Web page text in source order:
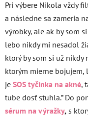
Pri výbere Nikola vždy
a následne sa zameria
výrobky, ale ak by som
lebo nikdy mi nesadol
ktorý by som si už
ktorým mierne bojujem,
je SOS tyčinka na akné,
tube dosť stuhla.” Do
sérum na výražky, s